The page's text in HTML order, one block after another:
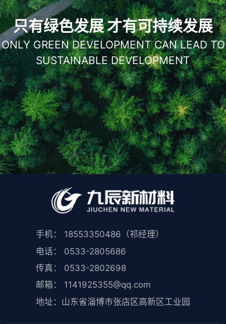
只有绿色发展 才有可持续发展
ONLY GREEN DEVELOPMENT CAN LEAD TO
SUSTAINABLE DEVELOPMENT
手机： 18553350486（祁经理）
电话： 0533-2805686
传真： 0533-2802698
邮箱： 1141925355@qq.com
地址：山东省淄博市张店区高新区工业园